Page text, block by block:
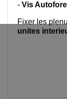
- Vis
Fixer les
unites